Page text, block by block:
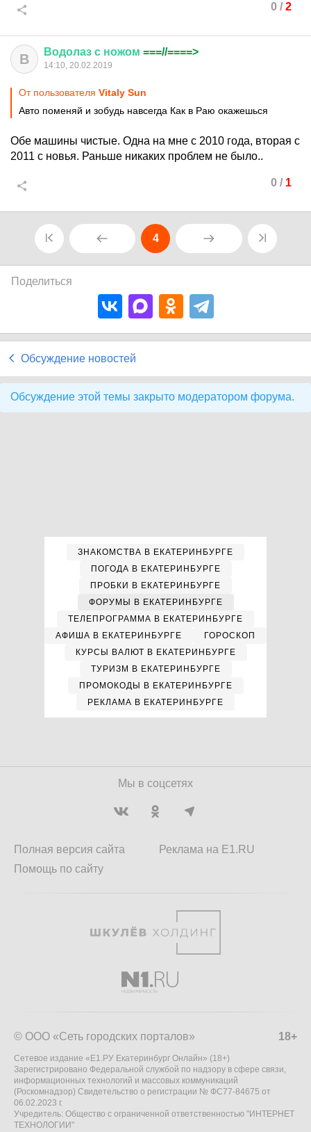
0 / 2
В Водолаз с ножом ===//====>
14:10, 20.02.2019
От пользователя Vitaly Sun
Авто поменяй и зобудь навсегда Как в Раю окажешься
Обе машины чистые. Одна на мне с 2010 года, вторая с
2011 с новья. Раньше никаких проблем не было..
0 / 1
4
Поделиться
Обсуждение новостей
Обсуждение этой темы закрыто модератором форума.
ЗНАКОМСТВА В ЕКАТЕРИНБУРГЕ
ПОГОДА В ЕКАТЕРИНБУРГЕ
ПРОБКИ В ЕКАТЕРИНБУРГЕ
ФОРУМЫ В ЕКАТЕРИНБУРГЕ
ТЕЛЕПРОГРАММА В ЕКАТЕРИНБУРГЕ
АФИША В ЕКАТЕРИНБУРГЕ
ГОРОСКОП
КУРСЫ ВАЛЮТ В ЕКАТЕРИНБУРГЕ
ТУРИЗМ В ЕКАТЕРИНБУРГЕ
ПРОМОКОДЫ В ЕКАТЕРИНБУРГЕ
РЕКЛАМА В ЕКАТЕРИНБУРГЕ
Мы в соцсетях
Полная версия сайта
Помощь по сайту
Реклама на E1.RU
18+
© ООО «Сеть городских порталов»
Сетевое издание «Е1.РУ Екатеринбург Онлайн» (18+)
Зарегистрировано Федеральной службой по надзору в сфере связи,
информационных технологий и массовых коммуникаций
(Роскомнадзор) Свидетельство о регистрации № ФС77-84675 от
06.02.2023 г.
Учредитель: Общество с ограниченной ответственностью "ИНТЕРНЕТ
ТЕХНОЛОГИИ"